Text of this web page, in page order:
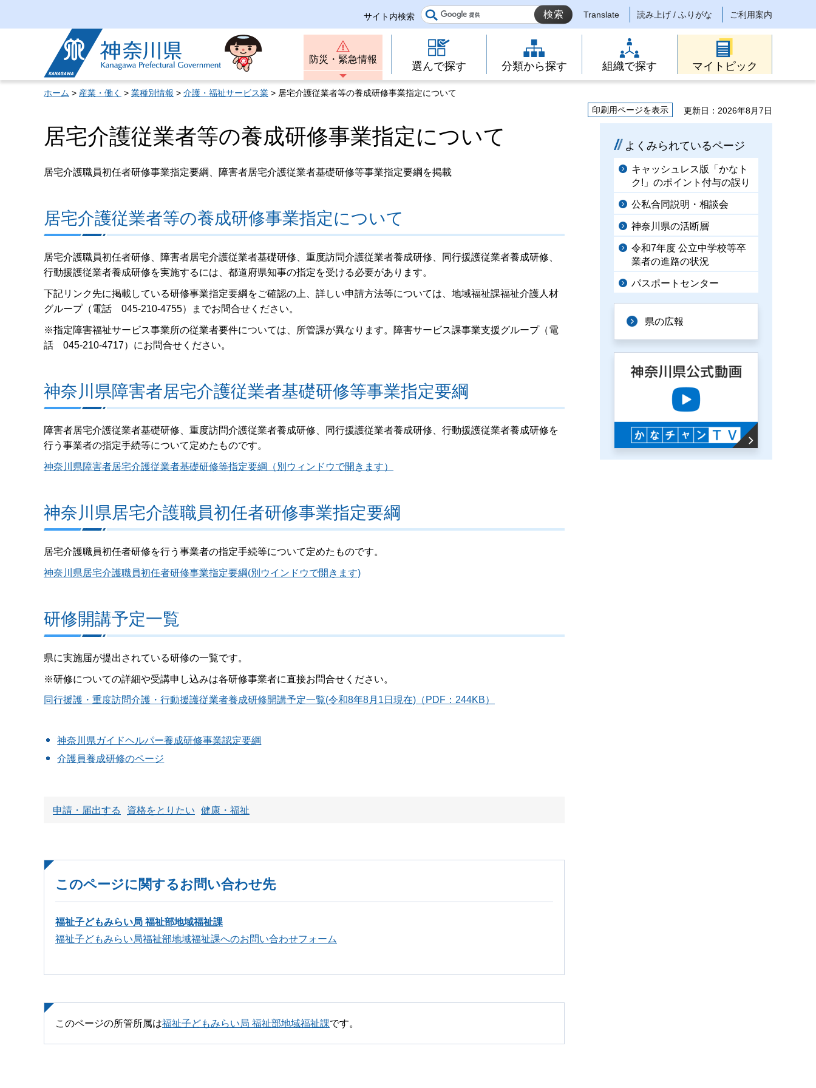
サイト内検索 Translate 読み上げ / ふりがな ご利用案内
神奈川県
防災・緊急情報
選んで探す 分類から探す 組織で探す マイトピック
ホーム > 産業・働く > 業種別情報 > 介護・福祉サービス業 > 居宅介護従業者等の養成研修事業指定について
印刷用ページを表示
更新日：2026年8月7日
居宅介護従業者等の養成研修事業指定について
居宅介護職員初任者研修事業指定要綱、障害者居宅介護従業者基礎研修等事業指定要綱を掲載
居宅介護従業者等の養成研修事業指定について
居宅介護職員初任者研修、障害者居宅介護従業者基礎研修、重度訪問介護従業者養成研修、同行援護従業者養成研修、
行動援護従業者養成研修を実施するには、都道府県知事の指定を受ける必要があります。
下記リンク先に掲載している研修事業指定要綱をご確認の上、詳しい申請方法等については、地域福祉課福祉介護人材
グループ（電話 045-210-4755）までお問合せください。
※指定障害福祉サービス事業所の従業者要件については、所管課が異なります。障害サービス課事業支援グループ（電
話 045-210-4717）にお問合せください。
神奈川県障害者居宅介護従業者基礎研修等事業指定要綱
障害者居宅介護従業者基礎研修、重度訪問介護従業者養成研修、同行援護従業者養成研修、行動援護従業者養成研修を
行う事業者の指定手続等について定めたものです。
神奈川県障害者居宅介護従業者基礎研修等指定要綱（別ウィンドウで開きます）
神奈川県居宅介護職員初任者研修事業指定要綱
居宅介護職員初任者研修を行う事業者の指定手続等について定めたものです。
神奈川県居宅介護職員初任者研修事業指定要綱(別ウインドウで開きます)
研修開講予定一覧
県に実施届が提出されている研修の一覧です。
※研修についての詳細や受講申し込みは各研修事業者に直接お問合せください。
同行援護・重度訪問介護・行動援護従業者養成研修開講予定一覧(令和8年8月1日現在)（PDF：244KB）
神奈川県ガイドヘルパー養成研修事業認定要綱
介護員養成研修のページ
申請・届出する 資格をとりたい 健康・福祉
このページに関するお問い合わせ先
福祉子どもみらい局 福祉部地域福祉課
福祉子どもみらい局福祉部地域福祉課へのお問い合わせフォーム
このページの所管所属は福祉子どもみらい局 福祉部地域福祉課です。
よくみられているページ
キャッシュレス版「かなト
ク!」のポイント付与の誤り
公私合同説明・相談会
神奈川県の活断層
令和7年度 公立中学校等卒
業者の進路の状況
パスポートセンター
県の広報